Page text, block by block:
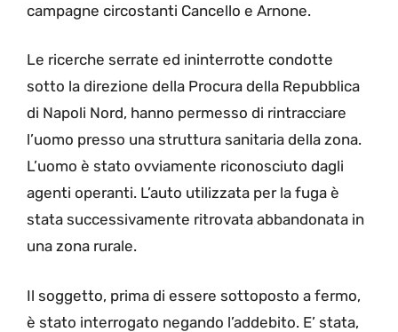
campagne circostanti Cancello e Arnone.
Le ricerche serrate ed ininterrotte condotte
sotto la direzione della Procura della Repubblica
di Napoli Nord, hanno permesso di rintracciare
l’uomo presso una struttura sanitaria della zona.
L’uomo è stato ovviamente riconosciuto dagli
agenti operanti. L’auto utilizzata per la fuga è
stata successivamente ritrovata abbandonata in
una zona rurale.
Il soggetto, prima di essere sottoposto a fermo,
è stato interrogato negando l’addebito. E’ stata,